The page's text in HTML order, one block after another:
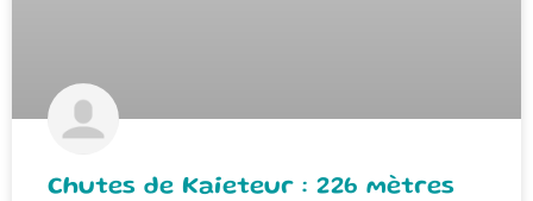
Chutes de Kaieteur : 226 mètres